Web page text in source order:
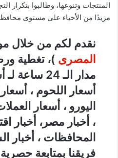
المنتجات وتنوعها، وطالبوا بتكرار
مزيدًا من الأحياء على مستوى
نقدم لكم من خلال
المصرى )، تغطية
مدار الـ 24
أسعار اللحوم ، أسعار
اليورو ، أسعار
، أخبار مصر، أخبار
المحافظات ، أخبار
فريقنا بمتابعة